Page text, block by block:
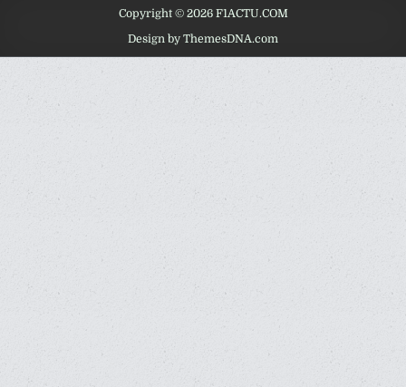
Copyright © 2026 F1ACTU.COM
Design by ThemesDNA.com